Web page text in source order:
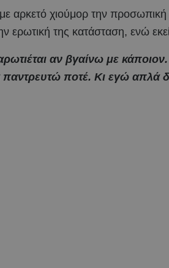
αρκετό χιούμορ την προσωπική
ερωτική της κατάσταση, ενώ
αν βγαίνω με
παντρευτώ ποτέ. Κι εγώ απλά